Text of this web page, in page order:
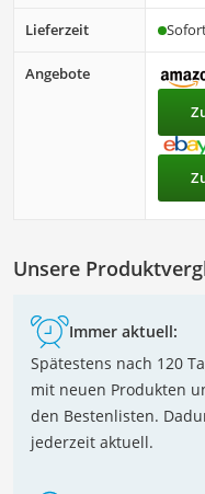
Lieferzeit
Angebote
Unsere
Immer aktuell:
Spätestens nach 120
mit neuen Produkten
den Bestenlisten.
jederzeit aktuell.